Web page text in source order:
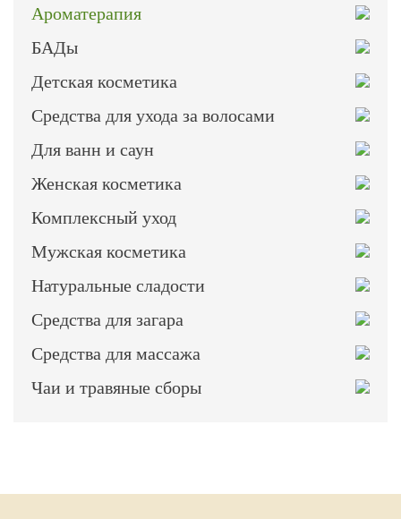
Ароматерапия
БАДы
Детская косметика
Средства для ухода за волосами
Для ванн и саун
Женская косметика
Комплексный уход
Мужская косметика
Натуральные сладости
Средства для загара
Средства для массажа
Чаи и травяные сборы